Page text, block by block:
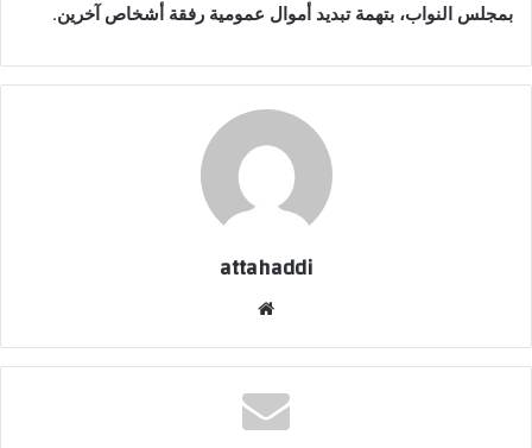
بمجلس النواب، بتهمة تبديد أموال عمومية رفقة أشخاص آخرين.
attahaddi